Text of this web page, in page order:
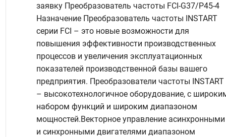
заявку Преобразователь частоты FCI-G37/P45-4
Назначение Преобразователь частоты INSTART
серии FCI – это новые возможности для
повышения эффективности производственных
процессов и увеличения эксплуатационных
показателей производственной базы вашего
предприятия. Преобразователи частоты INSTART
– высокотехнологичное оборудование, с
набором функций и широким диапазоном
мощностей.Векторное управление асинхронными
и синхронными двигателями диапазоном